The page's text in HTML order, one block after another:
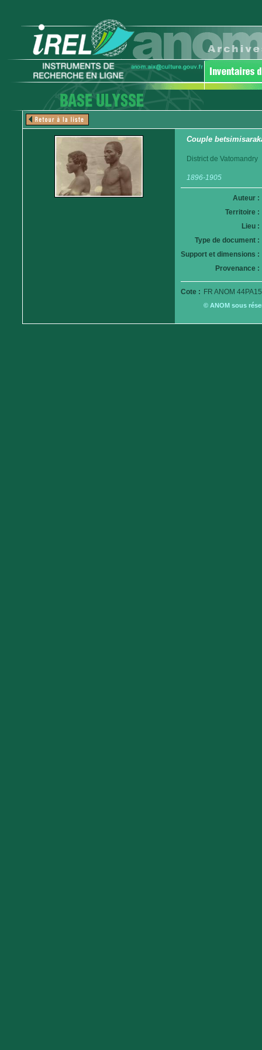
Couple
District de Vatomandry
1896-1905
Auteur :
Territoire :
Lieu :
Type de document :
Support et dimensions :
Provenance :
Cote : FR ANOM
© ANOM sous